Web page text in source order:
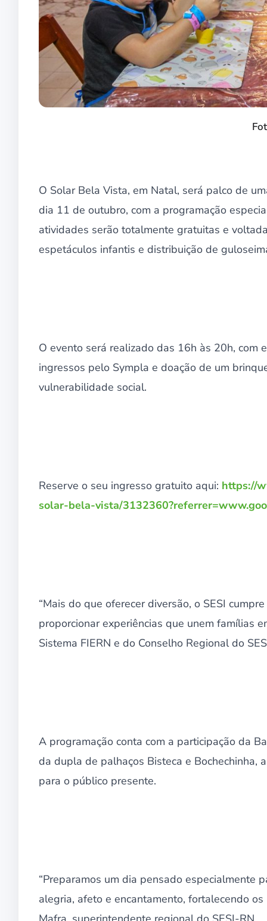
O Solar Bela Vista, em Natal, será palco de
dia 11 de outubro, com a programação
atividades serão totalmente gratuitas e
espetáculos infantis e distribuição de
O evento será realizado das 16h às 20h,
ingressos pelo Sympla e doação de um
vulnerabilidade social.
Reserve o seu ingresso gratuito aqui: https://
solar-bela-vista/
“Mais do que oferecer diversão, o SESI
proporcionar experiências que unem famílias
Sistema FIERN e do Conselho Regional do
A programação conta com a participação da
da dupla de palhaços Bisteca e
para o público presente.
“Preparamos um dia pensado especialmente
alegria, afeto e encantamento, fortalecendo